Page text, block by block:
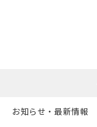
お知らせ・最新情報